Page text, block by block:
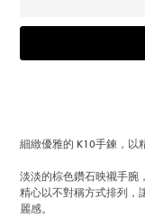
細緻優雅的 K10手鍊，以
淡淡的棕色鑽石映襯手腕
精心以不對稱方式排列，
麗感。